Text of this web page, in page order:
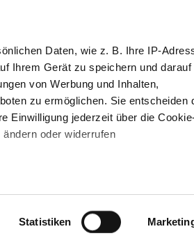
Daten, wie z. B. Ihre IP-
Ihrem Gerät zu speichern und
von Werbung und Inhalten,
zu ermöglichen. Sie entscheiden
Einwilligung jederzeit über die
oder widerrufen
Merkmalen (Fingerprinting)
verarbeitet werden, und legen Sie
Statistiken